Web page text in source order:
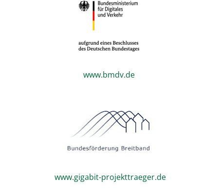
www.bmdv.de
www.gigabit-projekttraeger.de